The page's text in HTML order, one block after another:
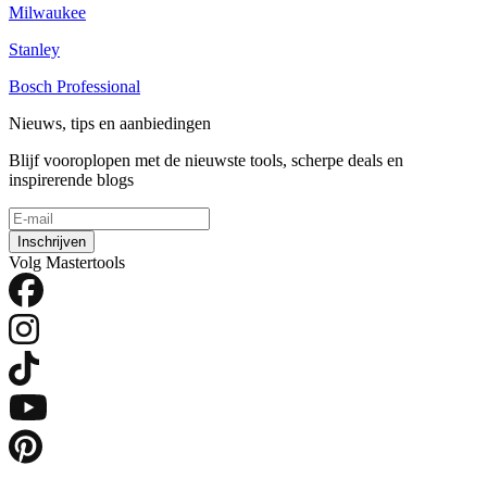
Milwaukee
Stanley
Bosch Professional
Nieuws, tips en aanbiedingen
Blijf vooroplopen met de nieuwste tools, scherpe deals en
inspirerende blogs
Inschrijven
Volg Mastertools